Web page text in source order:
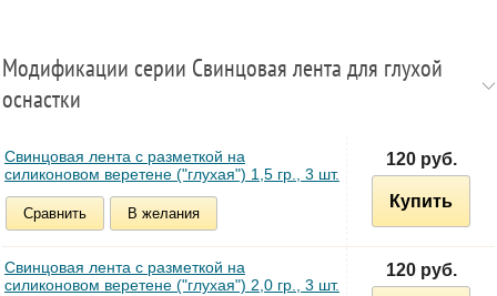
Модификации серии Свинцовая лента для глухой
оснастки
Свинцовая лента c разметкой на
силиконовом веретене ("глухая") 1,5 гр., 3 шт.
Сравнить В желания
120 руб.
Купить
Свинцовая лента c разметкой на
силиконовом веретене ("глухая") 2,0 гр., 3 шт.
120 руб.